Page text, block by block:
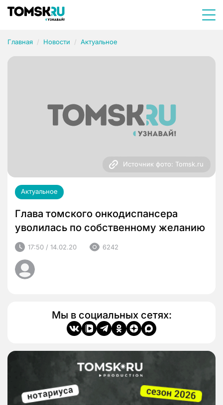
Главная Новости Актуальное
Источник фото: Tomsk.ru
Актуальное
Глава томского онкодиспансера
уволилась по собственному желанию
17:50 / 14.02.20 6242
Мы в социальных сетях: